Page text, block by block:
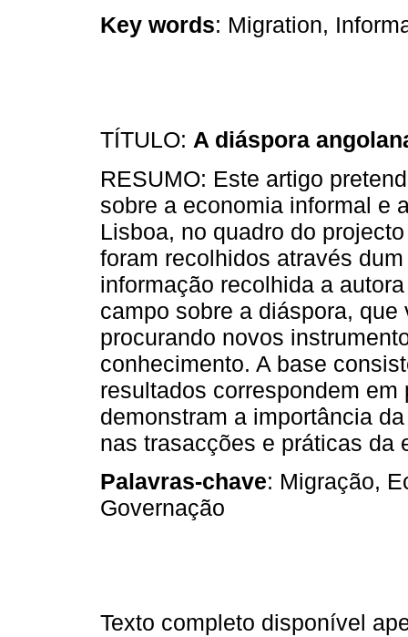
Key words: Migration,
TÍTULO: A diáspora
RESUMO: Este artigo
sobre a economia informal e
Lisboa, no quadro do
foram recolhidos através
informação recolhida a
campo sobre a diáspora,
procurando novos
conhecimento. A base
resultados correspondem
demonstram a importância
nas trasacções e práticas da
Palavras-chave: Migração,
Governação
Texto completo disponível